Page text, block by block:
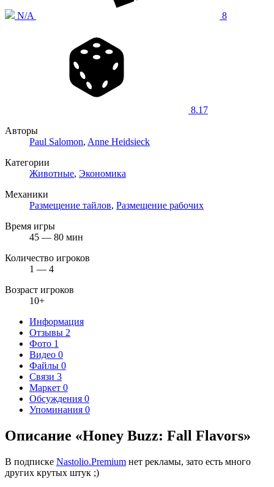
N/A 8
8.17
Авторы
Paul Salomon, Anne Heidsieck
Категории
Животные, Экономика
Механики
Размещение тайлов, Размещение рабочих
Время игры
45 — 80 мин
Количество игроков
1 — 4
Возраст игроков
10+
Информация
Отзывы 2
Фото 1
Видео 0
Файлы 0
Связи 3
Маркет 0
Обсуждения 0
Упоминания 0
Описание «Honey Buzz: Fall Flavors»
В подписке Nastolio.Premium нет рекламы, зато есть много
других крутых штук ;)